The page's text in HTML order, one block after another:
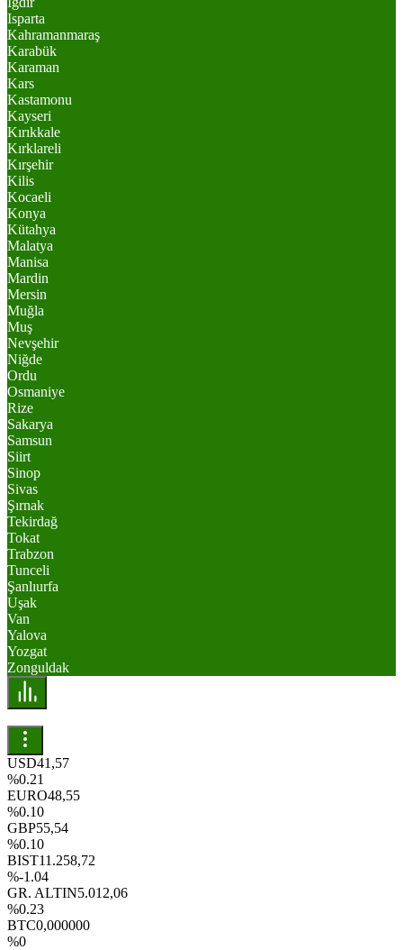
Isparta
Kahramanmaraş
Karabük
Karaman
Kars
Kastamonu
Kayseri
Kırıkkale
Kırklareli
Kırşehir
Kilis
Kocaeli
Konya
Kütahya
Malatya
Manisa
Mardin
Mersin
Muğla
Muş
Nevşehir
Niğde
Ordu
Osmaniye
Rize
Sakarya
Samsun
Siirt
Sinop
Sivas
Şırnak
Tekirdağ
Tokat
Trabzon
Tunceli
Şanlıurfa
Uşak
Van
Yalova
Yozgat
Zonguldak
USD41,57
%0.21
EURO48,55
%0.10
GBP55,54
%0.10
BIST11.258,72
%-1.04
GR. ALTIN5.012,06
%0.23
BTC0,000000
%0